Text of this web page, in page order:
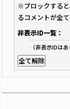
※ブロックする
るコメントが全
非表示ID一覧：
（非表示IDはあ
全て解除